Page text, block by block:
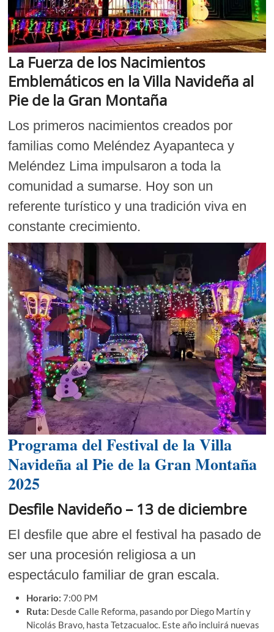
La Fuerza de los Nacimientos
Emblemáticos en la Villa Navideña al
Pie de la Gran Montaña
Los primeros nacimientos creados por
familias como Meléndez Ayapanteca y
Meléndez Lima impulsaron a toda la
comunidad a sumarse. Hoy son un
referente turístico y una tradición viva en
constante crecimiento.
Programa del Festival de la Villa
Navideña al Pie de la Gran Montaña
2025
Desfile Navideño – 13 de diciembre
El desfile que abre el festival ha pasado de
ser una procesión religiosa a un
espectáculo familiar de gran escala.
Horario: 7:00 PM
Ruta: Desde Calle Reforma, pasando por Diego Martín y
Nicolás Bravo, hasta Tetzacualoc. Este año incluirá nuevas